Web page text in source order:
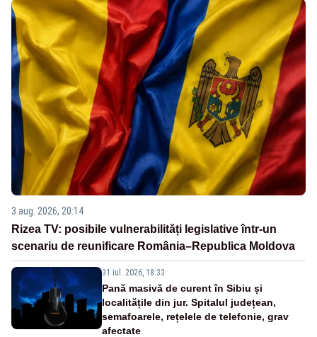
3 aug. 2026, 20:14
Rizea TV: posibile vulnerabilități legislative într-un
scenariu de reunificare România–Republica Moldova
31 iul. 2026, 18:33
Pană masivă de curent în Sibiu și
localitățile din jur. Spitalul județean,
semafoarele, rețelele de telefonie, grav
afectate